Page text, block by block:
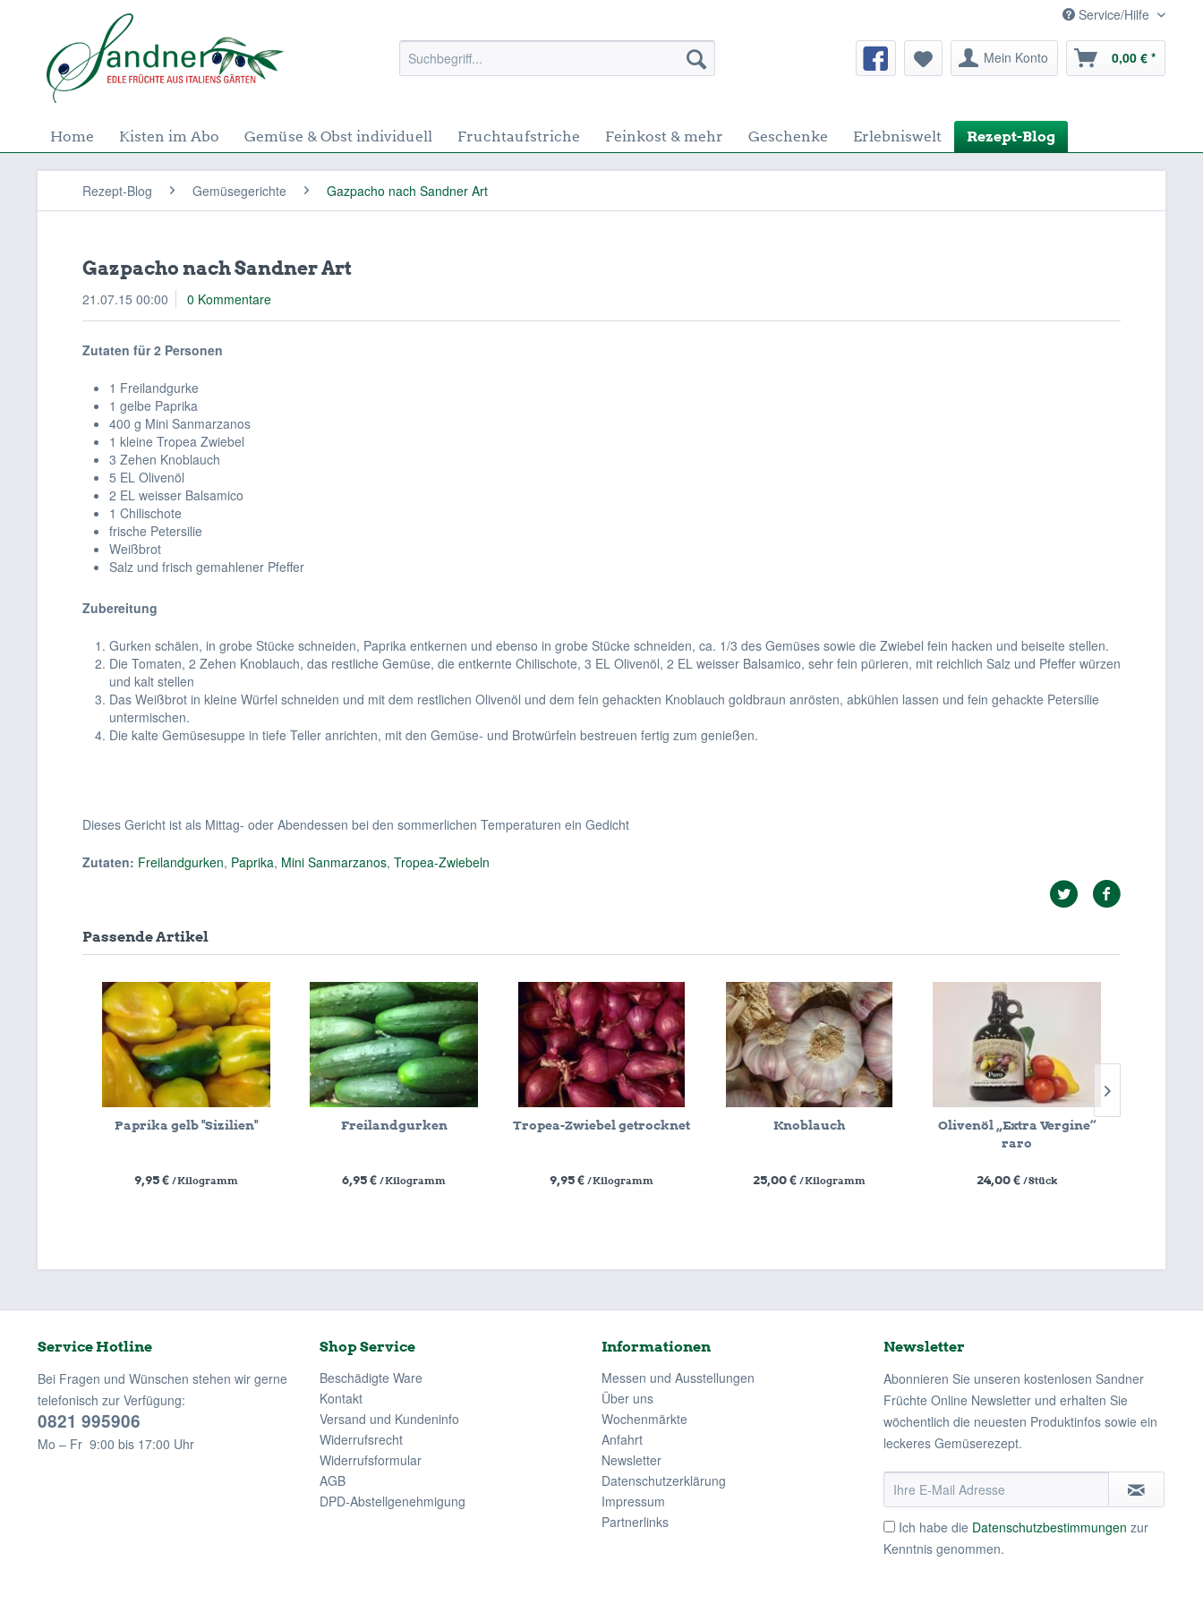
Service/Hilfe
Mein Konto 0,00 € *
Home Kisten im Abo Gemüse & Obst individuell Fruchtaufstriche Feinkost & mehr Geschenke Erlebniswelt Rezept-Blog
Rezept-Blog Gemüsegerichte Gazpacho nach Sandner Art
Gazpacho nach Sandner Art
21.07.15 00:00 0 Kommentare
Zutaten für 2 Personen
1 Freilandgurke
1 gelbe Paprika
400 g Mini Sanmarzanos
1 kleine Tropea Zwiebel
3 Zehen Knoblauch
5 EL Olivenöl
2 EL weisser Balsamico
1 Chilischote
frische Petersilie
Weißbrot
Salz und frisch gemahlener Pfeffer
Zubereitung
Gurken schälen, in grobe Stücke schneiden, Paprika entkernen und ebenso in grobe Stücke schneiden, ca. 1/3 des Gemüses sowie die Zwiebel fein hacken und beiseite stellen.
Die Tomaten, 2 Zehen Knoblauch, das restliche Gemüse, die entkernte Chilischote, 3 EL Olivenöl, 2 EL weisser Balsamico, sehr fein pürieren, mit reichlich Salz und Pfeffer würzen
und kalt stellen
Das Weißbrot in kleine Würfel schneiden und mit dem restlichen Olivenöl und dem fein gehackten Knoblauch goldbraun anrösten, abkühlen lassen und fein gehackte Petersilie
untermischen.
Die kalte Gemüsesuppe in tiefe Teller anrichten, mit den Gemüse- und Brotwürfeln bestreuen fertig zum genießen.
Dieses Gericht ist als Mittag- oder Abendessen bei den sommerlichen Temperaturen ein Gedicht
Zutaten: Freilandgurken, Paprika, Mini Sanmarzanos, Tropea-Zwiebeln
Passende Artikel
Paprika gelb "Sizilien"
9,95 € / Kilogramm
Freilandgurken
6,95 € / Kilogramm
Tropea-Zwiebel getrocknet
9,95 € / Kilogramm
Knoblauch
25,00 € / Kilogramm
Olivenöl „Extra Vergine“
raro
24,00 € / Stück
Service Hotline
Bei Fragen und Wünschen stehen wir gerne
telefonisch zur Verfügung:
0821 995906
Mo – Fr 9:00 bis 17:00 Uhr
Shop Service
Beschädigte Ware
Kontakt
Versand und Kundeninfo
Widerrufsrecht
Widerrufsformular
AGB
DPD-Abstellgenehmigung
Informationen
Messen und Ausstellungen
Über uns
Wochenmärkte
Anfahrt
Newsletter
Datenschutzerklärung
Impressum
Partnerlinks
Newsletter
Abonnieren Sie unseren kostenlosen Sandner
Früchte Online Newsletter und erhalten Sie
wöchentlich die neuesten Produktinfos sowie ein
leckeres Gemüserezept.
Ich habe die Datenschutzbestimmungen zur
Kenntnis genommen.